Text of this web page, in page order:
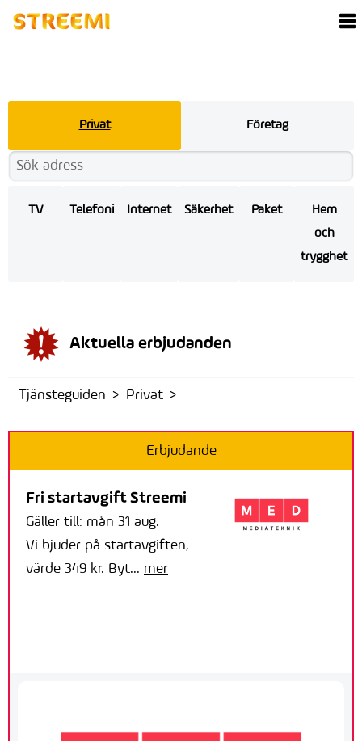
Privat Företag
TV Telefoni Internet Säkerhet Paket
Hem
och
trygghet
Aktuella erbjudanden
Tjänsteguiden Privat
Erbjudande
Fri startavgift Streemi
Gäller till: mån 31 aug.
Vi bjuder på startavgiften,
värde 349 kr. Byt... mer